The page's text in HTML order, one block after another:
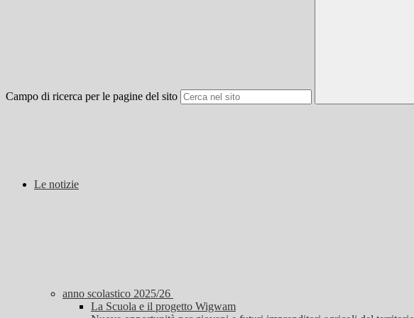
Campo di ricerca per le pagine del sito
Le notizie
anno scolastico 2025/26
La Scuola e il progetto Wigwam